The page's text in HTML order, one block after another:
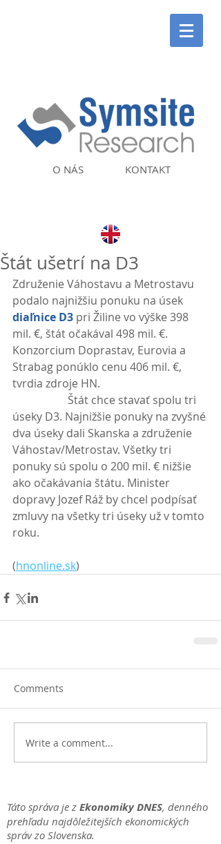
KONTAKT
O NÁS
Štát ušetrí na D3
Združenie Váhostavu a Metrostavu
podalo najnižšiu ponuku na úsek
diaľnice D3 pri Žiline vo výške 398
mil. €, štát očakával 498 mil. €.
Konzorcium Doprastav, Eurovia a
Strabag ponúklo cenu 406 mil. €,
tvrdia zdroje HN.
Štát chce stavať spolu tri
úseky D3. Najnižšie ponuky na zvyšné
dva úseky dali Skanska a združenie
Váhostav/Metrostav. Všetky tri
ponuky sú spolu o 200 mil. € nižšie
ako očakávania štátu. Minister
dopravy Jozef Ráž by chcel podpísať
zmluvy na všetky tri úseky už v tomto
roku.
(hnonline.sk)
Comments
Write a comment...
Táto správa je z Ekonomiky DNES, denného
prehľadu najdôležitejších ekonomických
správ zo Slovenska.